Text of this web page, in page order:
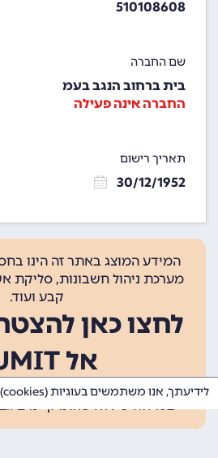
510108608
שם החברה
בית ברחוב הנגב בעמ
החברה אינה פעילה
תאריך רישום
30/12/1952
המידע המוצג באתר זה הינו
מערכת ניהול חשבונות, סליקת
קבע ועוד.
לחצו כאן
אל SUMIT
בכל חודש ללא עלות. קיימים
לידיעתך, אנו משתמשים בעוגיות (cookies) באתר זה.